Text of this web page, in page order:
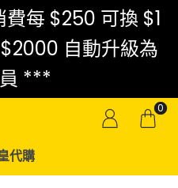
每 $250 可換 $1
自動升級為
***
0
代購